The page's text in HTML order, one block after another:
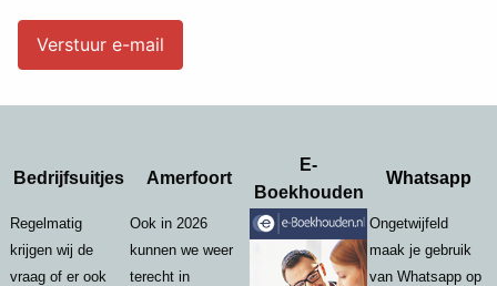
Verstuur e-mail
Bedrijfsuitjes Amerfoort
E-
Boekhouden
Whatsapp
Regelmatig
krijgen wij de
vraag of er ook
Ook in 2026
kunnen we weer
terecht in
Ongetwijfeld
maak je gebruik
van Whatsapp op